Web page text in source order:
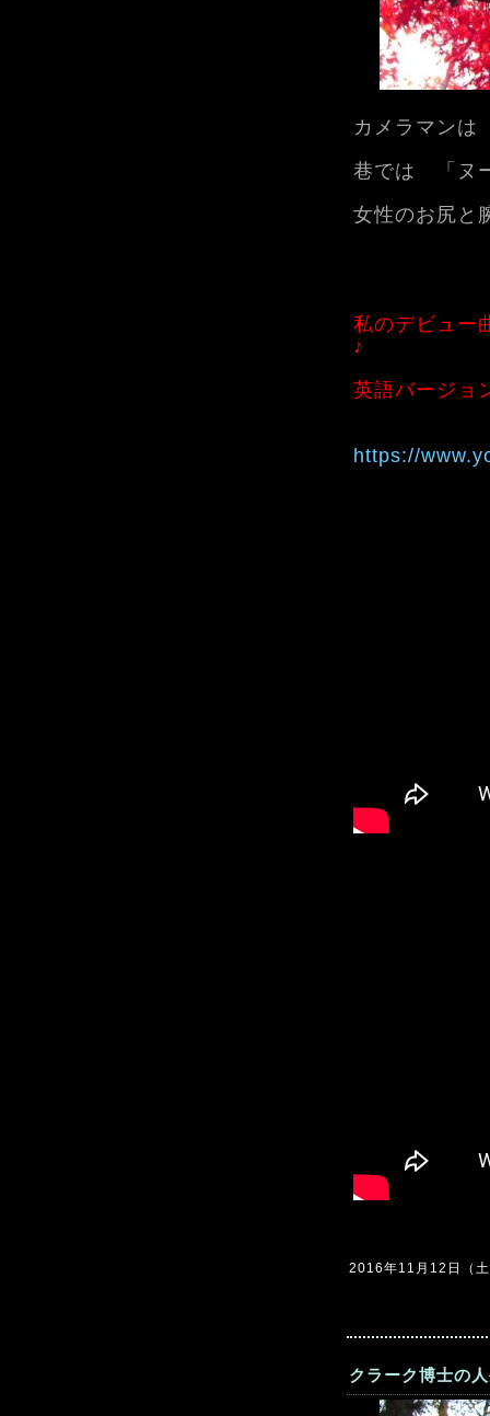
カメラマン
巷では 「ヌ
女性のお尻
私のデビュ
♪
英語バージ
https://
2016年11月12日（
クラーク博士の